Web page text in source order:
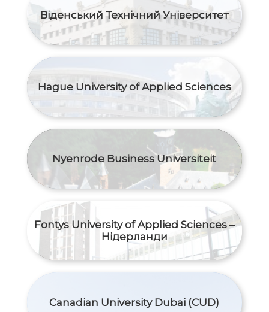
Віденський Технічний Університет
Hague University of Applied Sciences
Nyenrode Business Universiteit
Fontys University of Applied Sciences –
Нідерланди
Canadian University Dubai (CUD)